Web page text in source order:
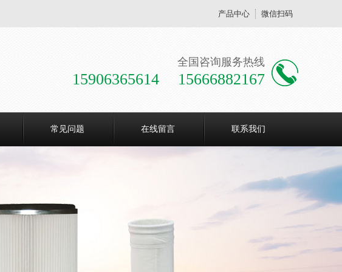
产品中心 微信扫码
全国咨询服务热线
15906365614 15666882167
常见问题 在线留言 联系我们